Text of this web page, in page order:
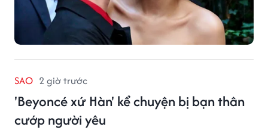
SAO 2 giờ trước
'Beyoncé xứ Hàn' kể chuyện bị bạn thân
cướp người yêu